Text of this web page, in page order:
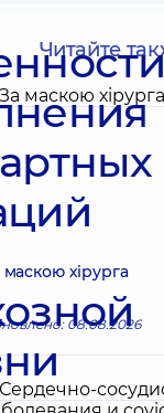
Читайте
маскою хірурга
08.08.2026